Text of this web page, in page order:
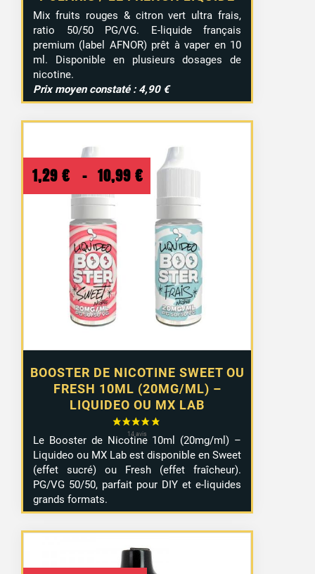
Mix fruits rouges & citron vert ultra frais,
ratio 50/50 PG/VG. E-liquide français
premium (label AFNOR) prêt à vaper en 10
ml. Disponible en plusieurs dosages de
nicotine.
Prix moyen constaté : 4,90 €
BOOSTER DE NICOTINE SWEET OU
FRESH 10ML (20MG/ML) –
LIQUIDEO OU MX LAB
1,29 € – 10,99 €
Plage
de
prix :
1,29 €
10,99 €
Le Booster de Nicotine 10ml (20mg/ml) –
Liquideo ou MX Lab est disponible en Sweet
(effet sucré) ou Fresh (effet fraîcheur).
PG/VG 50/50, parfait pour DIY et e-liquides
grands formats.